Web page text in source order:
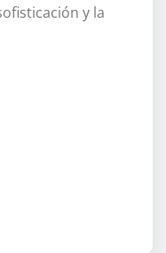
y la